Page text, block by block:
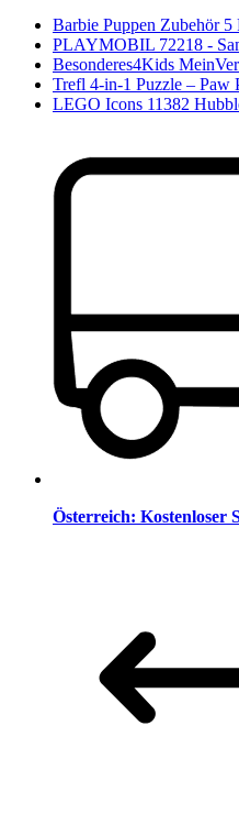
Barbie Puppen Zubehör 5
PLAYMOBIL 72218 -
Besonderes4Kids
Trefl 4-in-1 Puzzle – Paw
LEGO Icons 11382
Österreich: Kostenloser